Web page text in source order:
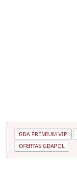
GDA PREMIUM VIP
OFERTAS GDAPOL